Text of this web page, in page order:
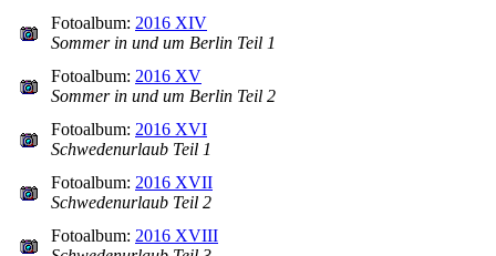
Fotoalbum: 2016 XIV
Sommer in und um Berlin Teil 1
Fotoalbum: 2016 XV
Sommer in und um Berlin Teil 2
Fotoalbum: 2016 XVI
Schwedenurlaub Teil 1
Fotoalbum: 2016 XVII
Schwedenurlaub Teil 2
Fotoalbum: 2016 XVIII